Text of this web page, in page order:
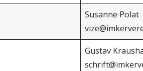
Susanne Polat
Gustav